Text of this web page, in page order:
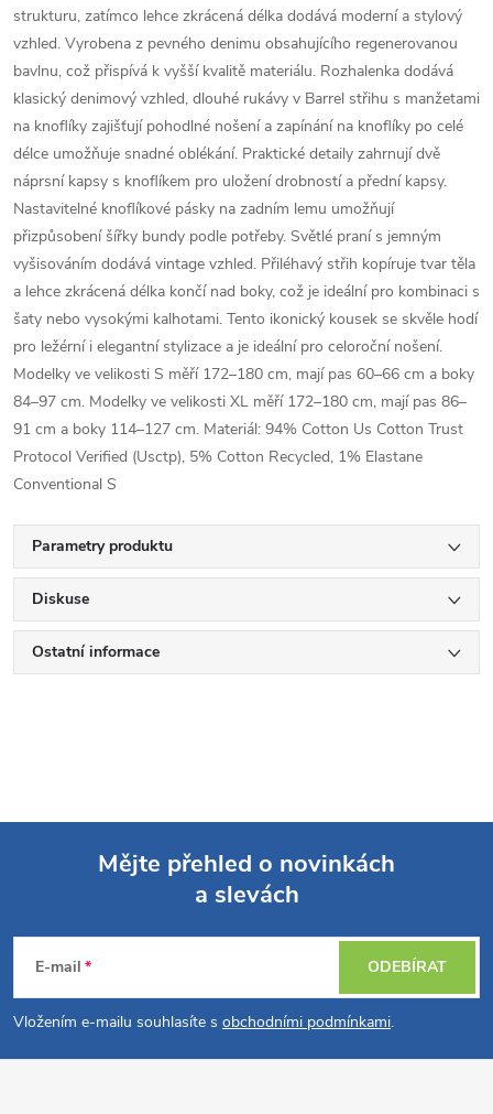
strukturu, zatímco lehce zkrácená délka dodává moderní a stylový
vzhled. Vyrobena z pevného denimu obsahujícího regenerovanou
bavlnu, což přispívá k vyšší kvalitě materiálu. Rozhalenka dodává
klasický denimový vzhled, dlouhé rukávy v Barrel střihu s manžetami
na knoflíky zajišťují pohodlné nošení a zapínání na knoflíky po celé
délce umožňuje snadné oblékání. Praktické detaily zahrnují dvě
náprsní kapsy s knoflíkem pro uložení drobností a přední kapsy.
Nastavitelné knoflíkové pásky na zadním lemu umožňují
přizpůsobení šířky bundy podle potřeby. Světlé praní s jemným
vyšisováním dodává vintage vzhled. Přiléhavý střih kopíruje tvar těla
a lehce zkrácená délka končí nad boky, což je ideální pro kombinaci s
šaty nebo vysokými kalhotami. Tento ikonický kousek se skvěle hodí
pro ležérní i elegantní stylizace a je ideální pro celoroční nošení.
Modelky ve velikosti S měří 172–180 cm, mají pas 60–66 cm a boky
84–97 cm. Modelky ve velikosti XL měří 172–180 cm, mají pas 86–
91 cm a boky 114–127 cm. Materiál: 94% Cotton Us Cotton Trust
Protocol Verified (Usctp), 5% Cotton Recycled, 1% Elastane
Conventional S
Parametry produktu
Diskuse
Ostatní informace
p
a
Mějte přehled o novinkách
a slevách
E-mail
Vložením e-mailu souhlasíte s obchodními podmínkami.
ODEBÍRAT